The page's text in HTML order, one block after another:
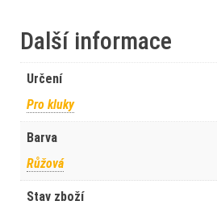
Další informace
Určení
Pro kluky
Barva
Růžová
Stav zboží